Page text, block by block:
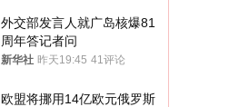
外交部发言人就广岛核爆81
周年答记者问
新华社 昨天19:45 41评论
欧盟将挪用14亿欧元俄罗斯